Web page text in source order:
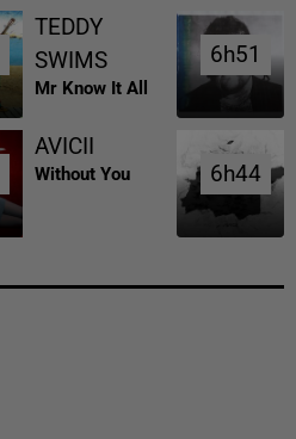
TEDDY
SWIMS
Mr Know It All
6h51
6h51
AVICII
Without You 6h44
6h44